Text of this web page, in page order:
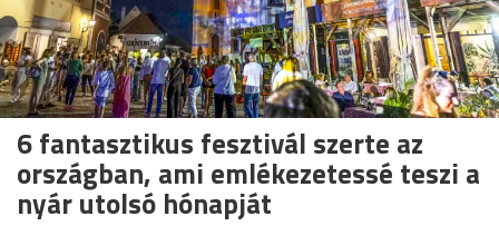
6 fantasztikus fesztivál szerte az
országban, ami emlékezetessé teszi a
nyár utolsó hónapját